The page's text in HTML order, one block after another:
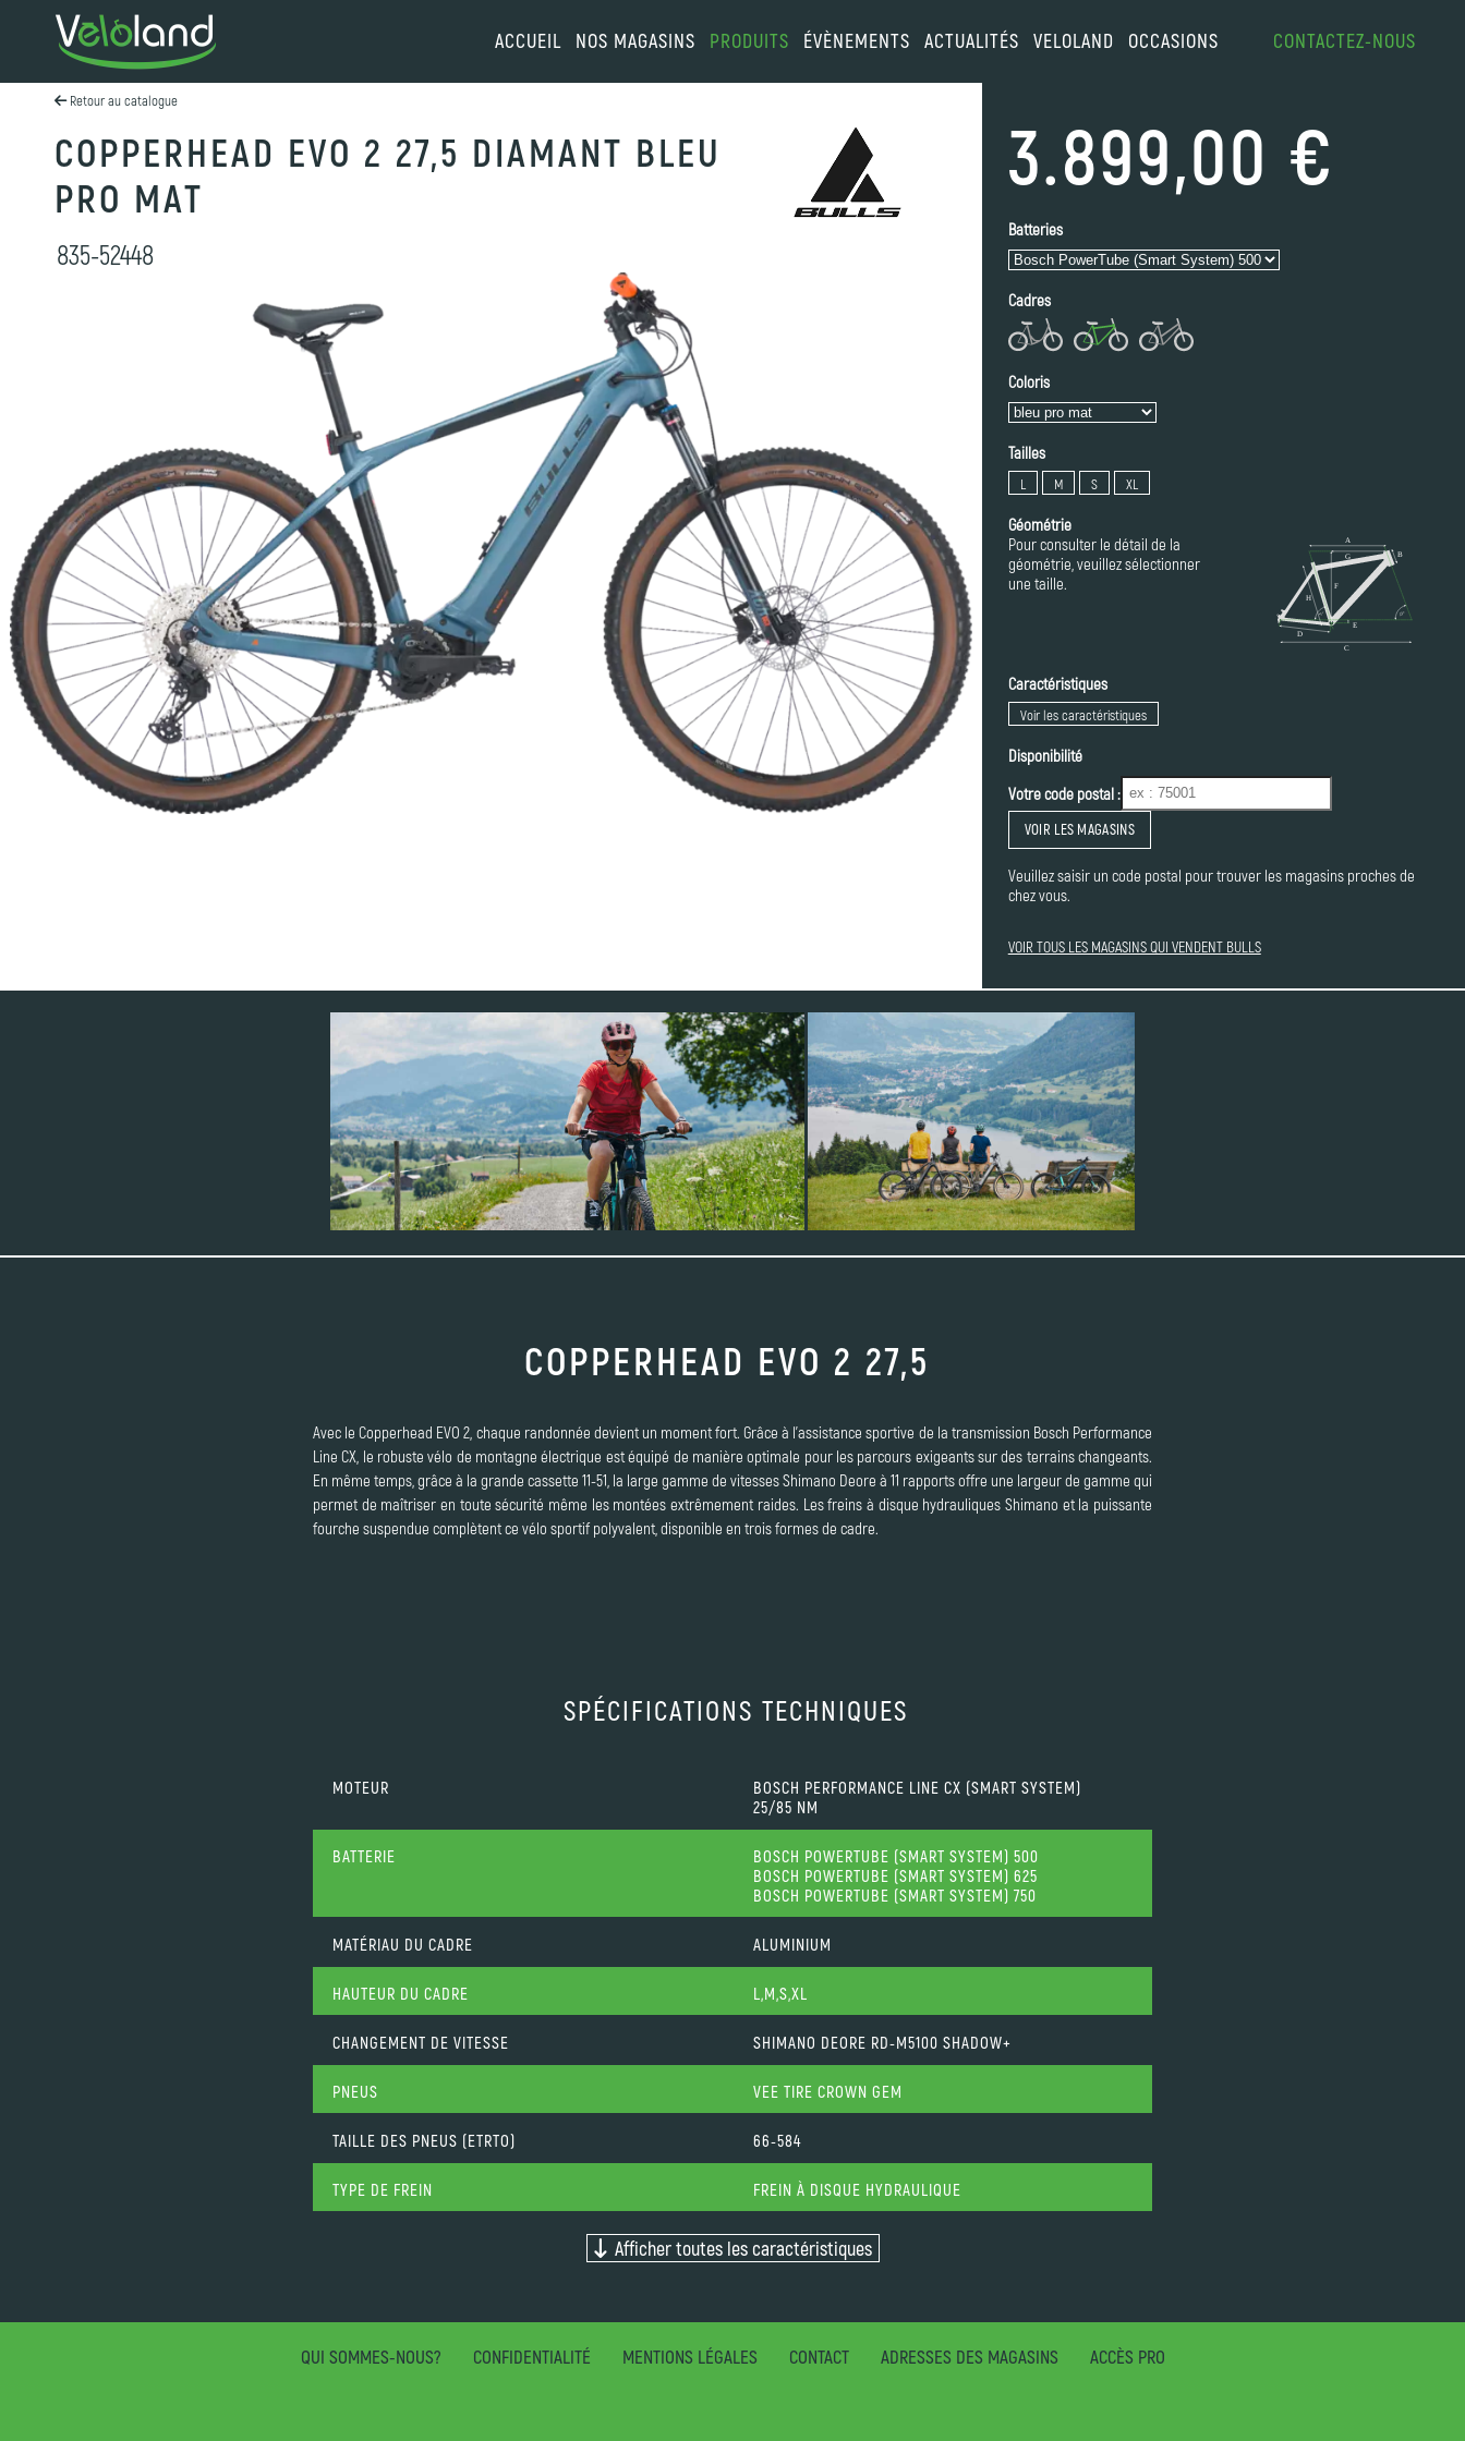
ACCUEIL NOS MAGASINS PRODUITS ÉVÈNEMENTS ACTUALITÉS VELOLAND OCCASIONS CONTACTEZ-NOUS
Retour au catalogue
COPPERHEAD EVO 2 27,5 DIAMANT BLEU
PRO MAT
835-52448
3.899,00 €
Batteries
Cadres
Coloris
Tailles
L M S XL
Géométrie
Pour consulter le détail de la
géométrie, veuillez sélectionner
une taille.
Caractéristiques
Voir les caractéristiques
Disponibilité
Votre code postal :
VOIR LES MAGASINS
Veuillez saisir un code postal pour trouver les magasins proches de
chez vous.
VOIR TOUS LES MAGASINS QUI VENDENT BULLS
COPPERHEAD EVO 2 27,5
Avec le Copperhead EVO 2, chaque randonnée devient un moment fort. Grâce à l'assistance sportive de la transmission Bosch Performance
Line CX, le robuste vélo de montagne électrique est équipé de manière optimale pour les parcours exigeants sur des terrains changeants.
En même temps, grâce à la grande cassette 11-51, la large gamme de vitesses Shimano Deore à 11 rapports offre une largeur de gamme qui
permet de maîtriser en toute sécurité même les montées extrêmement raides. Les freins à disque hydrauliques Shimano et la puissante
fourche suspendue complètent ce vélo sportif polyvalent, disponible en trois formes de cadre.
SPÉCIFICATIONS TECHNIQUES
MOTEUR
BOSCH PERFORMANCE LINE CX (SMART SYSTEM)
25/85 NM
BATTERIE
BOSCH POWERTUBE (SMART SYSTEM) 500
BOSCH POWERTUBE (SMART SYSTEM) 625
BOSCH POWERTUBE (SMART SYSTEM) 750
MATÉRIAU DU CADRE ALUMINIUM
HAUTEUR DU CADRE L,M,S,XL
CHANGEMENT DE VITESSE SHIMANO DEORE RD-M5100 SHADOW+
PNEUS VEE TIRE CROWN GEM
TAILLE DES PNEUS (ETRTO) 66-584
TYPE DE FREIN FREIN À DISQUE HYDRAULIQUE
Afficher toutes les caractéristiques
QUI SOMMES-NOUS? CONFIDENTIALITÉ MENTIONS LÉGALES CONTACT ADRESSES DES MAGASINS ACCÈS PRO